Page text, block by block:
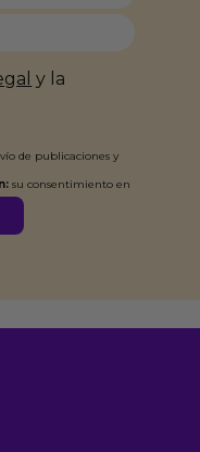
y la
de publicaciones y
su consentimiento en
Podrás ejercer tus